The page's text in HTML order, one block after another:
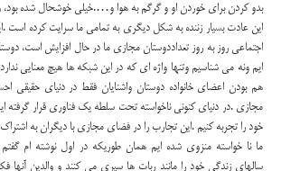
بدو کردن برای خوردن او و گرگم به هوا و….خیلی خوشحال شده بود، و
این عادت بسیار زننده به شکل دیگری به تمامی ما سرایت کرده است
اجتماعی روز به روز تعداددوستان مجازی ما در حال افزایش است،
ایم ونه می شناسیم وتنها واژه ای که در این شبکه ها هیچ معنایی
هم بودن اعضای خانواده دوستان واشنایان فقط در دنیای حقیقی
مجازی .در دنیای کنونی ناخواسته تحت سلطه یک فناوری قرار گرفته
خود را تجربه کنیم .این تجارب را در فضای مجازی با دیگران به
ما نا خواسته منزوی شده ایم همان طوریکه در اول نوشته ام
سالهای زندگی خود را مانند ربات ها سپری می کنند و والدین آنها